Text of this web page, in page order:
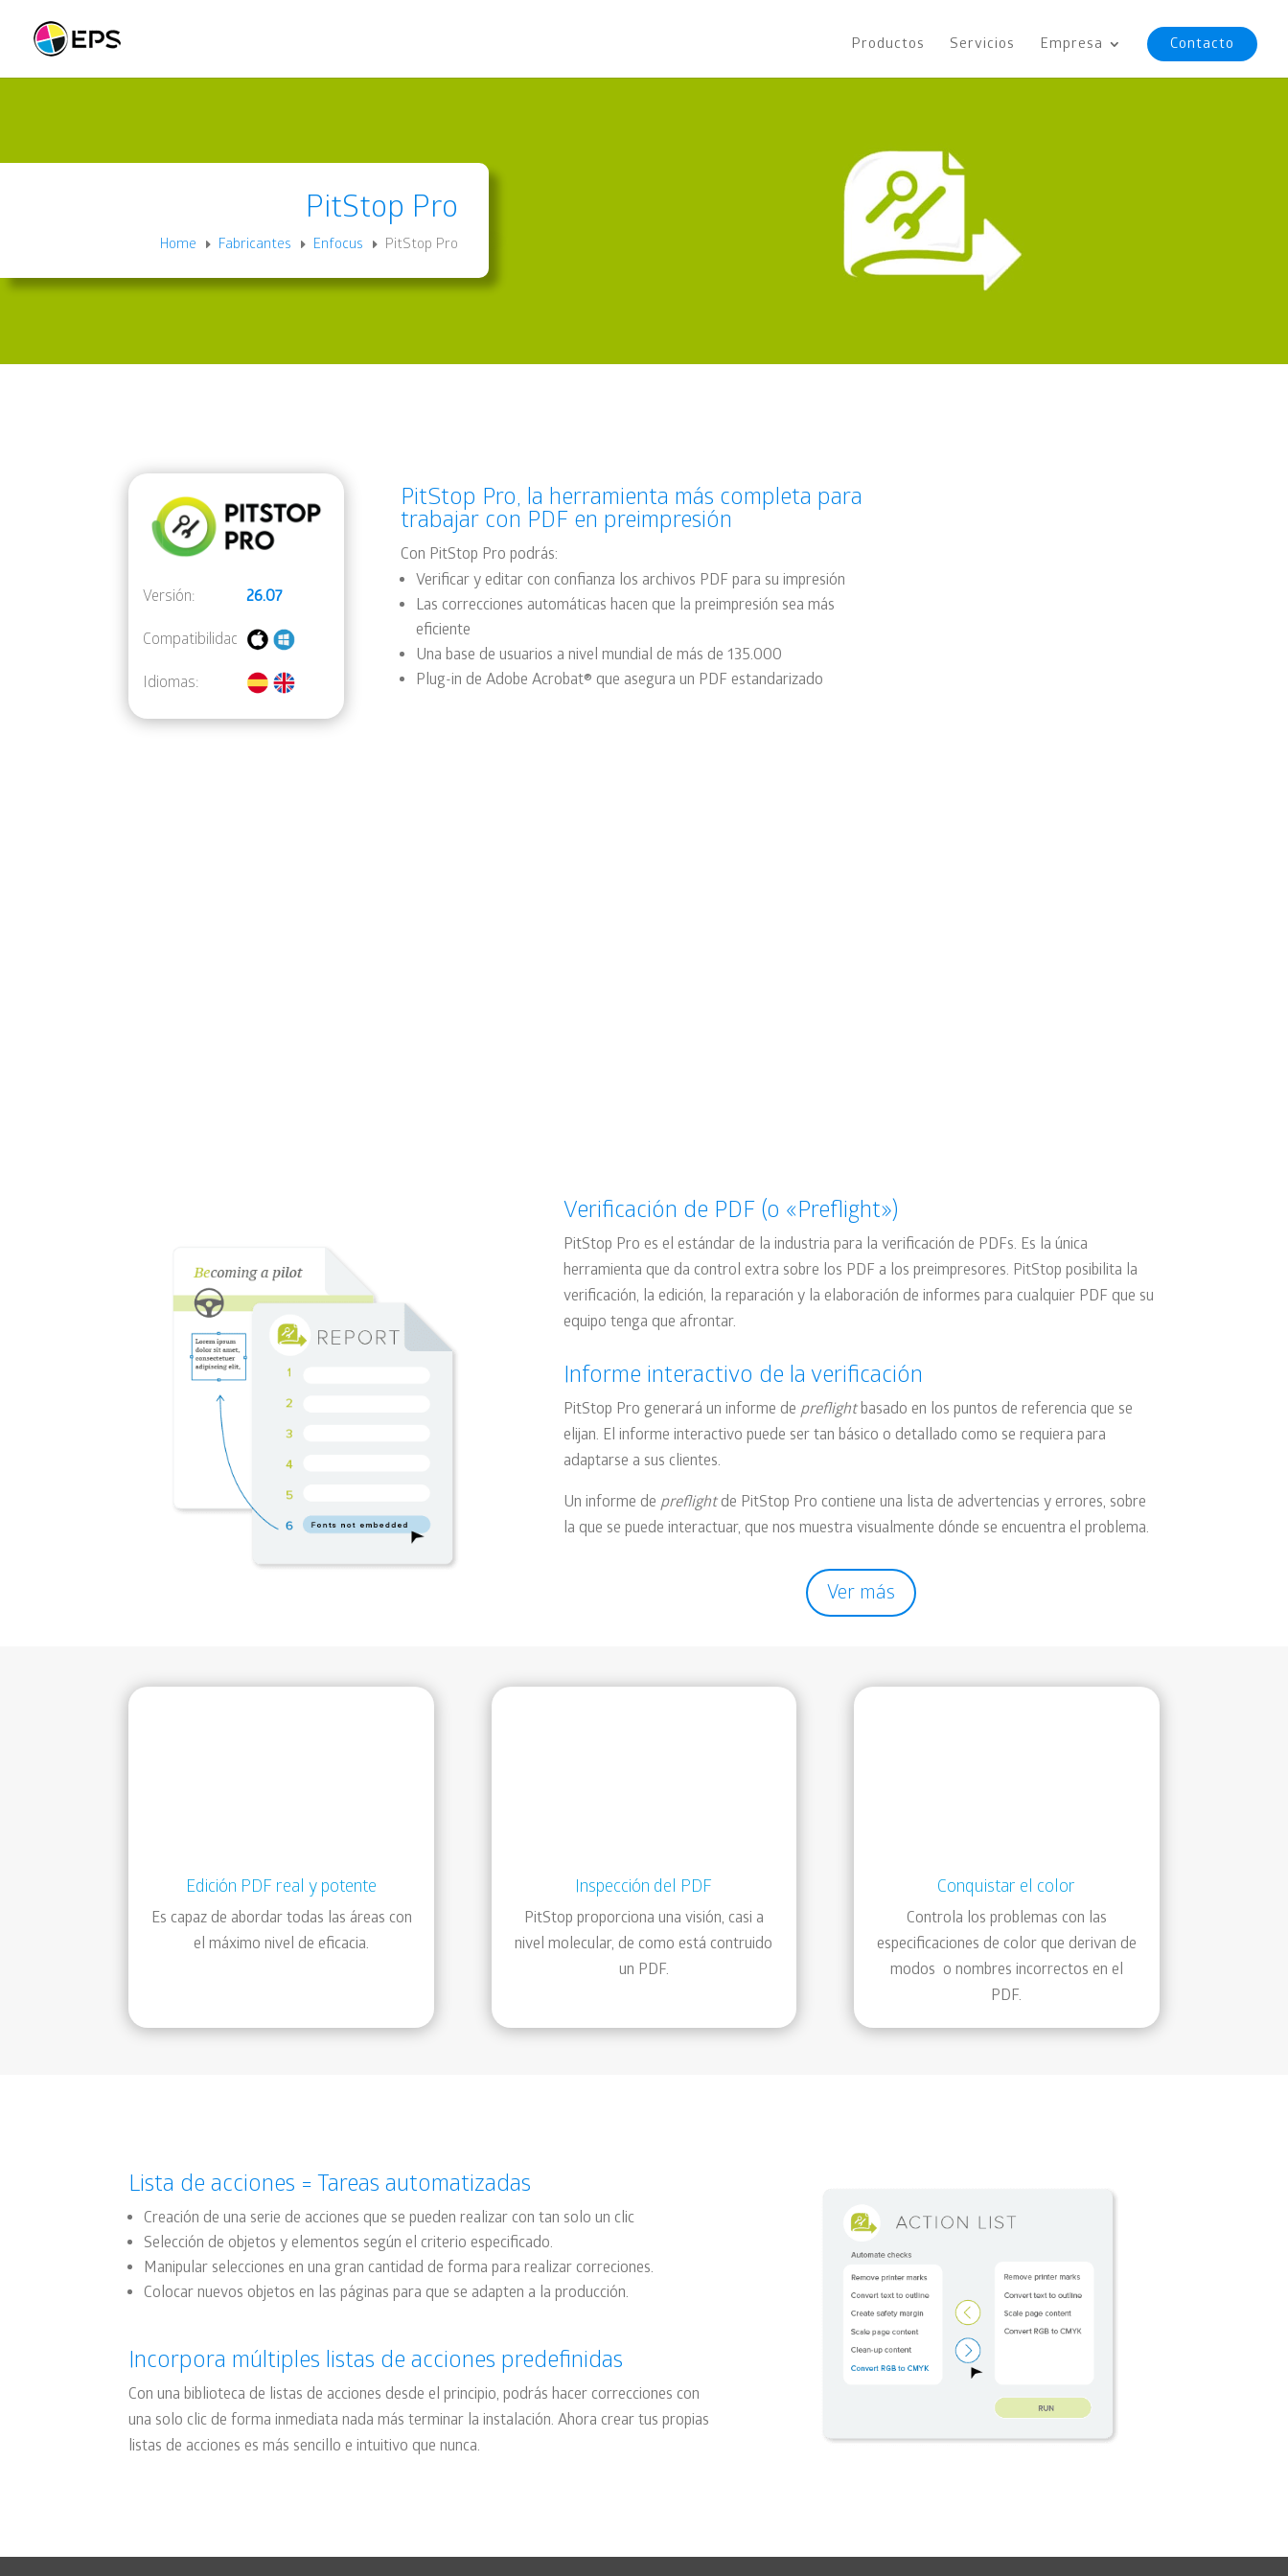
Productos Servicios Empresa Contacto
PitStop Pro
Home E Fabricantes E Enfocus E PitStop Pro
Versión:
Compatibilidad:
Idiomas:
26.07
PitStop Pro, la herramienta más completa para
trabajar con PDF en preimpresión
Con PitStop Pro podrás:
Verificar y editar con confianza los archivos PDF para su impresión
Las correcciones automáticas hacen que la preimpresión sea más
eficiente
Una base de usuarios a nivel mundial de más de 135.000
Plug-in de Adobe Acrobat® que asegura un PDF estandarizado
Verificación de PDF (o «Preflight»)
PitStop Pro es el estándar de la industria para la verificación de PDFs. Es la única
herramienta que da control extra sobre los PDF a los preimpresores. PitStop posibilita la
verificación, la edición, la reparación y la elaboración de informes para cualquier PDF que su
equipo tenga que afrontar.
Informe interactivo de la verificación
PitStop Pro generará un informe de preflightbasado en los puntos de referencia que se
elijan. El informe interactivo puede ser tan básico o detallado como se requiera para
adaptarse a sus clientes.
Un informe de preflightde PitStop Pro contiene una lista de advertencias y errores, sobre
la que se puede interactuar, que nos muestra visualmente dónde se encuentra el problema.
Ver más
Edición PDF real y potente
Es capaz de abordar todas las áreas con
el máximo nivel de eficacia.
Inspección del PDF
PitStop proporciona una visión, casi a
nivel molecular, de como está contruido
un PDF.
Conquistar el color
Controla los problemas con las
especificaciones de color que derivan de
modos o nombres incorrectos en el
PDF.
Lista de acciones = Tareas automatizadas
Creación de una serie de acciones que se pueden realizar con tan solo un clic
Selección de objetos y elementos según el criterio especificado.
Manipular selecciones en una gran cantidad de forma para realizar correciones.
Colocar nuevos objetos en las páginas para que se adapten a la producción.
Incorpora múltiples listas de acciones predefinidas
Con una biblioteca de listas de acciones desde el principio, podrás hacer correcciones con
una solo clic de forma inmediata nada más terminar la instalación. Ahora crear tus propias
listas de acciones es más sencillo e intuitivo que nunca.